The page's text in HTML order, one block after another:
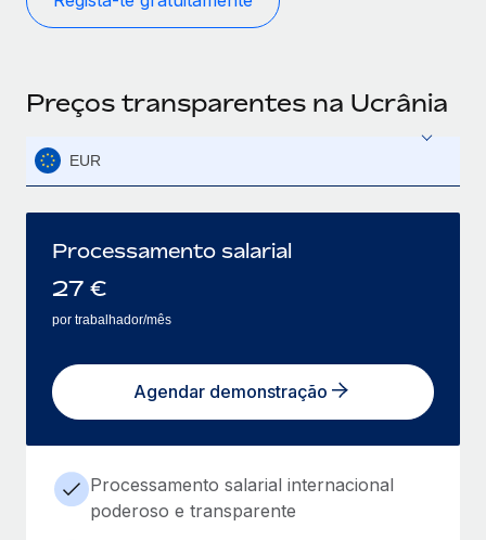
Preços transparentes na Ucrânia
EUR
Processamento salarial
27 €
por trabalhador/mês
Agendar demonstração
Processamento salarial internacional
poderoso e transparente